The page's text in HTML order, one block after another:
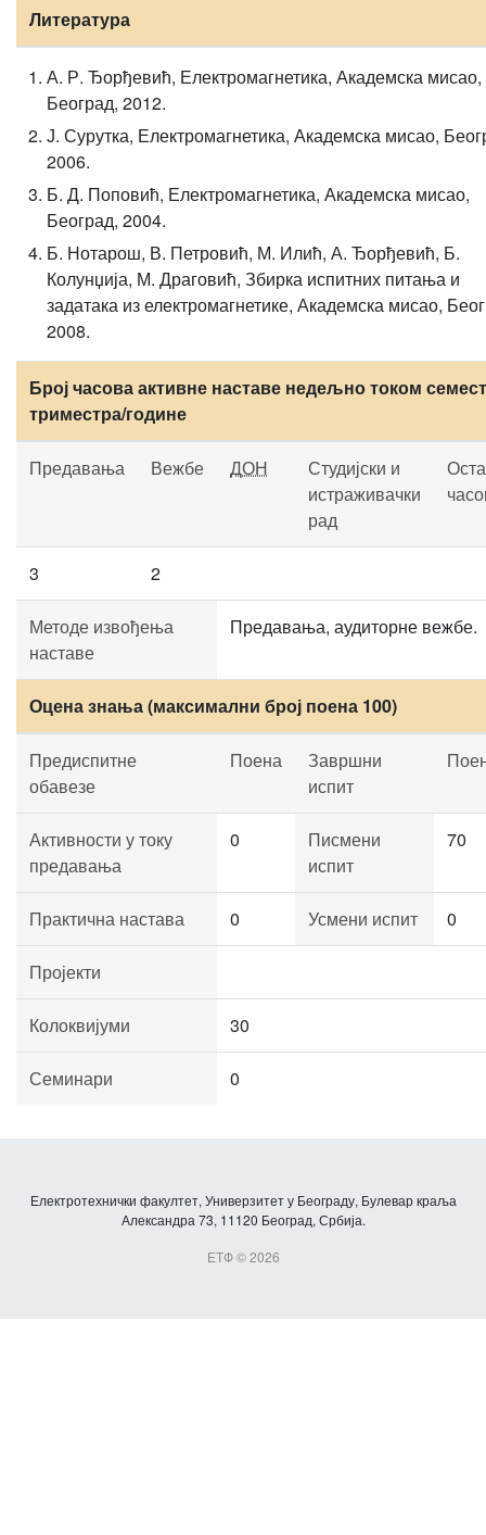
Литература
А. Р. Ђорђевић, Електромагнетика, Академска мисао,
Београд, 2012.
Ј. Сурутка, Електромагнетика, Академска мисао,
2006.
Б. Д. Поповић, Електромагнетика, Академска мисао,
Београд, 2004.
Б. Нотарош, В. Петровић, М. Илић, А. Ђорђевић, Б.
Колунџија, М. Драговић, Збирка испитних питања и
задатака из електромагнетике, Академска мисао,
2008.
Број часова активне наставе недељно током
триместра/године
Предавања Вежбе ДОН
Студијски и
истраживачки
рад
3 2
Методе извођења
наставе
Предавања, аудиторне вежбе.
Оцена знања (максимални број поена 100)
Предиспитне
обавезе
Поена
Завршни
испит
Активности у току
предавања
0
Писмени
испит
70
Практична настава 0 Усмени испит 0
Пројекти
Колоквијуми 30
Семинари 0
Електротехнички факултет, Универзитет у Београду, Булевар краља
Александра 73, 11120 Београд, Србија.
ЕТФ © 2026